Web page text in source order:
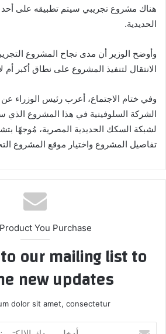
هناك مشروع تجريبي سيتم تطبيقه على
الحديدية.
وأوضح الوزير أن مدى نجاح المشروع
الانتقال لتنفيذ المشروع على نطاق أكبر أم
وفي ختام الاجتماع، أعرب رئيس الوزراء
الشركة السلوفينية في هذا المشروع الذي
لشبكة السكك الحديدية المصرية، مُوجهًا
تفاصيل المشروع واختيار موقع المشروع
You Purchase
our mailing list to
new updates!
dolor sit amet, consectetur.